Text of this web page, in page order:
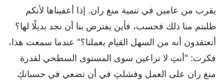
يقرب من عامين في تنمية منغ ران. إذا أعفيناها لأنكم
طلبتم منا ذلك فحسب، فأين يفترض بنا أن نجد بديلًا لها؟
أتعتقدون أنه من السهل القيام بعملنا؟" عندما سمعت هذا،
فكرت: "أنتِ لا تراعين سوى المستوى السطحي لقدرة
منغ ران على العمل وفشلتِ في أن تضعي في حسبانكِ